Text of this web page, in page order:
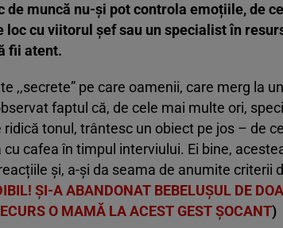
de muncă nu-și pot controla emoțiile, de
loc cu viitorul șef sau un specialist în
fii atent.
,,secrete” pe care oamenii, care merg la
faptul că, de cele mai multe ori,
tonul, trântesc un obiect pe jos – de
cafea în timpul interviului. Ei bine,
și, a-și da seama de anumite criterii
ȘI-A ABANDONAT BEBELUȘUL DE
O MAMĂ LA ACEST GEST ȘOCANT)